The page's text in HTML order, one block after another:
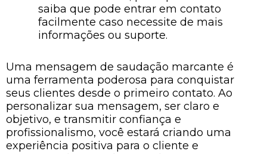
saiba que pode entrar em contato
facilmente caso necessite de mais
informações ou suporte.
Uma mensagem de saudação marcante é
uma ferramenta poderosa para conquistar
seus clientes desde o primeiro contato. Ao
personalizar sua mensagem, ser claro e
objetivo, e transmitir confiança e
profissionalismo, você estará criando uma
experiência positiva para o cliente e